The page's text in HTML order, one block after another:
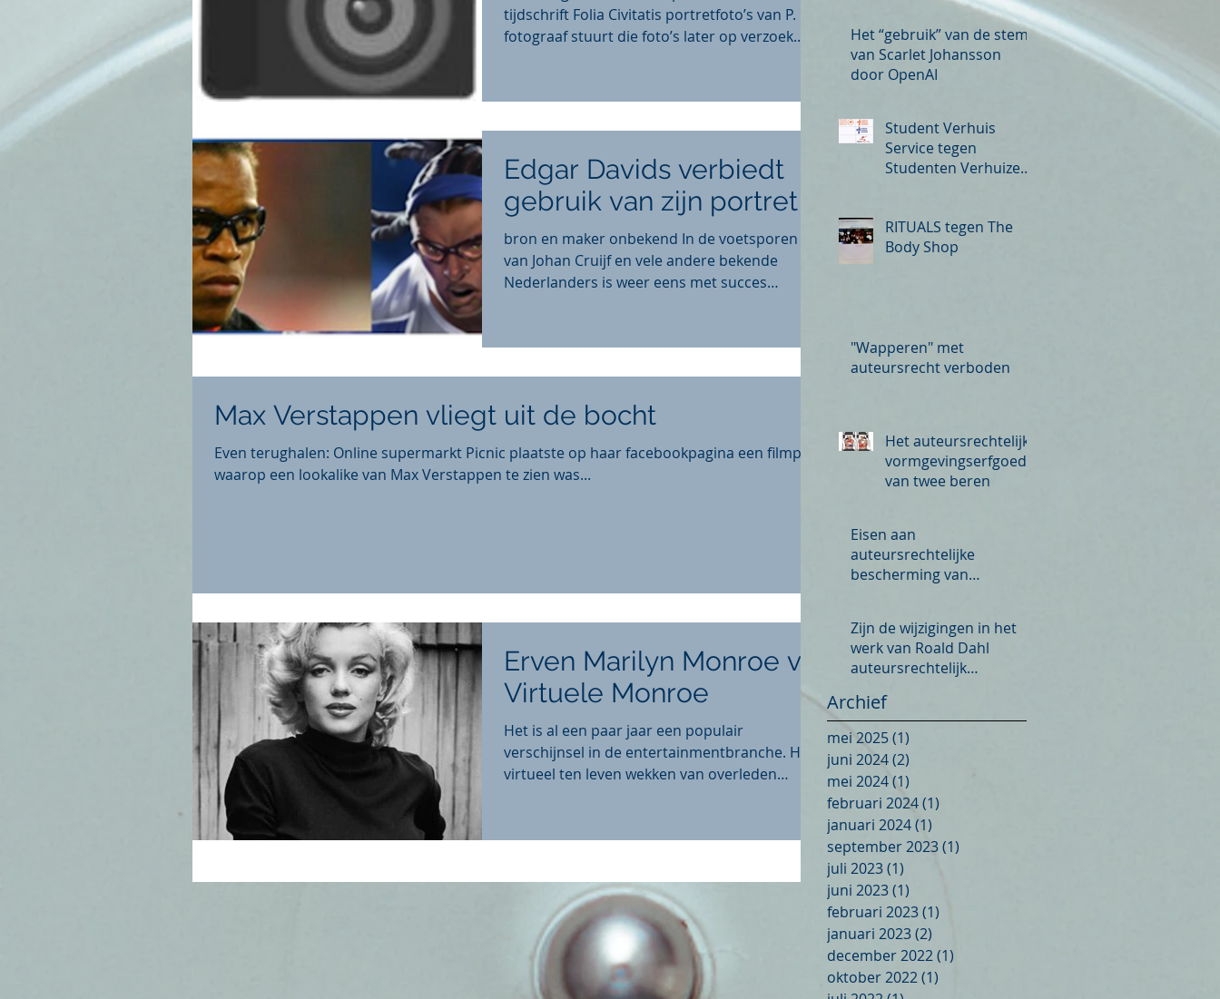
tijdschrift Folia Civitatis portretfoto’s van P. De
fotograaf stuurt die foto’s later op verzoek...
Edgar Davids verbiedt
gebruik van zijn portret
bron en maker onbekend In de voetsporen
van Johan Cruijf en vele andere bekende
Nederlanders is weer eens met succes
Max Verstappen vliegt uit de bocht
Even terughalen: Online supermarkt Picnic plaatste op haar facebookpagina een filmpje
waarop een lookalike van Max Verstappen te zien was...
Erven Marilyn Monroe vs
Virtuele Monroe
Het is al een paar jaar een populair
verschijnsel in de entertainmentbranche. Het
virtueel ten leven wekken van overleden
van derden
merkinbreuk?
Het “gebruik” van de stem
van Scarlet Johansson
door OpenAI
Student Verhuis
Service tegen
Studenten Verhuizers
RITUALS tegen The
Body Shop
"Wapperen" met
auteursrecht verboden
Het auteursrechtelijk
vormgevingserfgoed
van twee beren
Eisen aan
auteursrechtelijke
bescherming van
Zijn de wijzigingen in het
werk van Roald Dahl
auteursrechtelijk
Archief
mei 2025(1)
juni 2024(2)
mei 2024(1)
februari 2024(1)
januari 2024(1)
september 2023(1)
juli 2023(1)
juni 2023(1)
februari 2023(1)
januari 2023(2)
december 2022(1)
oktober 2022(1)